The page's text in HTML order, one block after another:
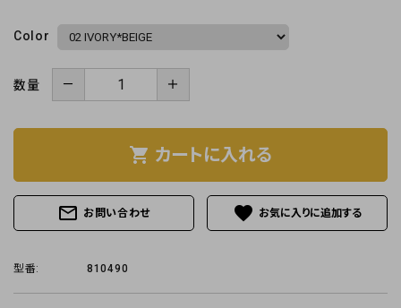
Color
数量 － ＋
shopping_cart カートに入れる
mail_outline お問い合わせ favorite
型番: 810490